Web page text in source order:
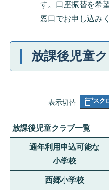
す。口座振替を希
窓口でお申し込み
放課後児童
表
み
の
表示切替 スク
放課後児童クラブ一覧
通年利用申込可能な
小学校
西郷小学校